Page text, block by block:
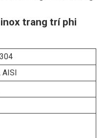
trang trí phi